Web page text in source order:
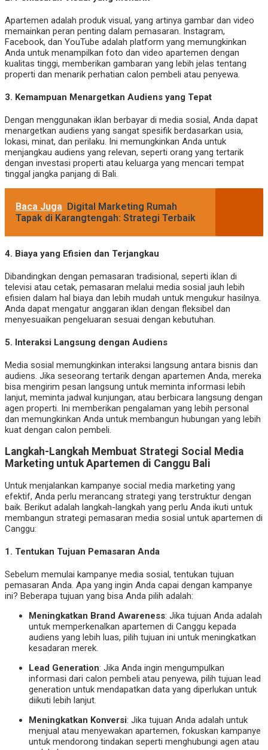
Apartemen adalah produk visual, yang artinya gambar dan video
memainkan peran penting dalam pemasaran. Instagram,
Facebook, dan YouTube adalah platform yang memungkinkan
Anda untuk menampilkan foto dan video apartemen dengan
kualitas tinggi, memberikan gambaran yang lebih jelas tentang
properti dan menarik perhatian calon pembeli atau penyewa.
3. Kemampuan Menargetkan Audiens yang Tepat
Dengan menggunakan iklan berbayar di media sosial, Anda dapat
menargetkan audiens yang sangat spesifik berdasarkan usia,
lokasi, minat, dan perilaku. Ini memungkinkan Anda untuk
menjangkau audiens yang relevan, seperti orang yang tertarik
dengan investasi properti atau keluarga yang mencari tempat
tinggal jangka panjang di Bali.
Baca Juga Digital Marketing Rumah
Tapak di Karangtengah: Strategi Terbaik
4. Biaya yang Efisien dan Terjangkau
Dibandingkan dengan pemasaran tradisional, seperti iklan di
televisi atau cetak, pemasaran melalui media sosial jauh lebih
efisien dalam hal biaya dan lebih mudah untuk mengukur hasilnya.
Anda dapat mengatur anggaran iklan dengan fleksibel dan
menyesuaikan pengeluaran sesuai dengan kebutuhan.
5. Interaksi Langsung dengan Audiens
Media sosial memungkinkan interaksi langsung antara bisnis dan
audiens. Jika seseorang tertarik dengan apartemen Anda, mereka
bisa mengirim pesan langsung untuk meminta informasi lebih
lanjut, meminta jadwal kunjungan, atau berbicara langsung dengan
agen properti. Ini memberikan pengalaman yang lebih personal
dan memungkinkan Anda untuk membangun hubungan yang lebih
kuat dengan calon pembeli.
Langkah-Langkah Membuat Strategi Social Media
Marketing untuk Apartemen di Canggu Bali
Untuk menjalankan kampanye social media marketing yang
efektif, Anda perlu merancang strategi yang terstruktur dengan
baik. Berikut adalah langkah-langkah yang perlu Anda ikuti untuk
membangun strategi pemasaran media sosial untuk apartemen di
Canggu:
1. Tentukan Tujuan Pemasaran Anda
Sebelum memulai kampanye media sosial, tentukan tujuan
pemasaran Anda. Apa yang ingin Anda capai dengan kampanye
ini? Beberapa tujuan yang bisa Anda pilih adalah:
Meningkatkan Brand Awareness: Jika tujuan Anda adalah
untuk memperkenalkan apartemen di Canggu kepada
audiens yang lebih luas, pilih tujuan ini untuk meningkatkan
kesadaran merek.
Lead Generation: Jika Anda ingin mengumpulkan
informasi dari calon pembeli atau penyewa, pilih tujuan lead
generation untuk mendapatkan data yang diperlukan untuk
diikuti lebih lanjut.
Meningkatkan Konversi: Jika tujuan Anda adalah untuk
menjual atau menyewakan apartemen, fokuskan kampanye
untuk mendorong tindakan seperti menghubungi agen atau